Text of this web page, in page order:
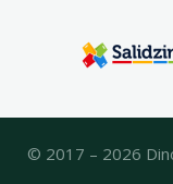
© 2017 – 2026